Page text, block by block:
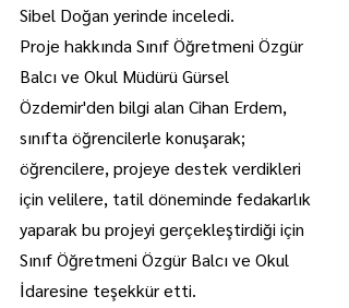
Sibel Doğan yerinde inceledi.
Proje hakkında Sınıf Öğretmeni Özgür
Balcı ve Okul Müdürü Gürsel
Özdemir'den bilgi alan Cihan Erdem,
sınıfta öğrencilerle konuşarak;
öğrencilere, projeye destek verdikleri
için velilere, tatil döneminde fedakarlık
yaparak bu projeyi gerçekleştirdiği için
Sınıf Öğretmeni Özgür Balcı ve Okul
İdaresine teşekkür etti.